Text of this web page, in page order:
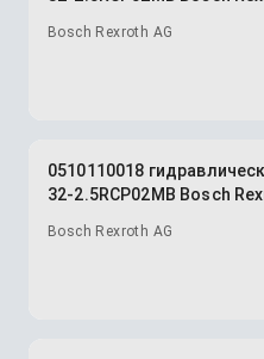
Bosch Rexroth AG
0510110018
32-2.5RCP02MB Bosch
Bosch Rexroth AG